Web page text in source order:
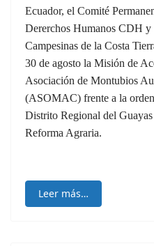
Ecuador, el Comité
Dererchos Humanos CDH
Campesinas de la Costa
30 de agosto la Misión de
Asociación de Montubios
(ASOMAC) frente a la
Distrito Regional del Guayas
Reforma Agraria.
Leer más…